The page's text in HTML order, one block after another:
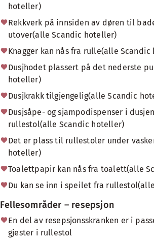
hoteller)
Rekkverk på innsiden av døren til
utover(alle Scandic hoteller)
Knagger kan nås fra rulle(alle
Dusjhodet plassert på det nederste
hoteller)
Dusjkrakk tilgjengelig(alle Scandic
Dusjsåpe- og sjampodispenser i
rullestol(alle Scandic hoteller)
Det er plass til rullestoler under
hoteller)
Toalettpapir kan nås fra toalett(alle
Du kan se inn i speilet fra
Fellesområder – resepsjon
En del av resepsjonsskranken er i
gjester i rullestol